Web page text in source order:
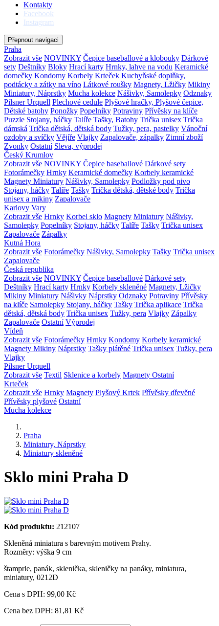
Kontakty
Facebook
Instagram
Přepnout navigaci
Praha
Zobrazit vše NOVINKY Čepice baseballové a klobouky Dárkové
sety Deštníky Bloky Hrací karty Hrnky, lahve na vodu Keramické
domečky Kondomy Korbely Krteček Kuchyňské doplňky,
podtácky a zátky na víno Látkové roušky Magnety, Lžičky Mikiny
Miniatury, Náprstky Mucha kolekce Nášivky, Samolepky Odznaky
Pilsner Urquell Plechové cedule Plyšové hračky, Plyšové čepice,
Dětské batohy Ponožky Popelníky Potraviny Přívěsky na klíče
Puzzle Stojany, háčky Talíře Tašky, Batohy Trička unisex Trička
dámská Trička dětská, dětská body Tužky, pera, pastelky Vánoční
ozdoby a svíčky Vějíře Vlajky Zapalovače, zápalky Zimní zboží
Zvonky Ostatní Sleva, výprodej
Český Krumlov
Zobrazit vše NOVINKY Čepice baseballové Dárkové sety
Fotorámečky Hrnky Keramické domečky Korbely keramické
Magnety Miniatury Nášivky, Samolepky Podložky pod pivo
Stojany, háčky Talíře Tašky Trička dětská, dětské body Trička
unisex a mikiny Zapalovače
Karlovy Vary
Zobrazit vše Hrnky Korbel sklo Magnety Miniatury Nášivky,
Samolepky Popelníky Stojany, háčky Talíře Tašky Trička unisex
Zapalovače Zápalky
Kutná Hora
Zobrazit vše Fotorámečky Nášivky, Samolepky Tašky Trička unisex
Zapalovače
Česká republika
Zobrazit vše NOVINKY Čepice baseballové Dárkové sety
Deštníky Hrací karty Hrnky Korbely skleněné Magnety, Lžičky
Mikiny Miniatury Nášivky Náprstky Odznaky Potraviny Přívěsky
na klíče Samolepky Stojany, háčky Tašky Trička aplikace Trička
dětská, dětská body Trička unisex Tužky, pera Vlajky Zápalky
Zapalovače Ostatní Výprodej
Vídeň
Zobrazit vše Fotorámečky Hrnky Kondomy Korbely keramické
Magnety Mikiny Náprstky Tašky plátěné Trička unisex Tužky, pera
Vlajky
Pilsner Urquell
Zobrazit vše Textil Sklenice a korbely Magnety Ostatní
Krteček
Zobrazit vše Hrnky Magnety Plyšový Krtek Přívěsky dřevěné
Přívěsky plyšové Ostatní
Mucha kolekce
Praha
Miniatury, Náprstky
Miniatury skleněné
Sklo mini Praha D
Kód produktu: 212107
Skleněná miniatura s barevným motivem Prahy.
Rozměry: výška 9 cm
štamprle, panák, sklenička, skleničky na panáky, miniatura,
miniatury, 0212D
Cena s DPH: 99,00 Kč
Cena bez DPH: 81,81 Kč